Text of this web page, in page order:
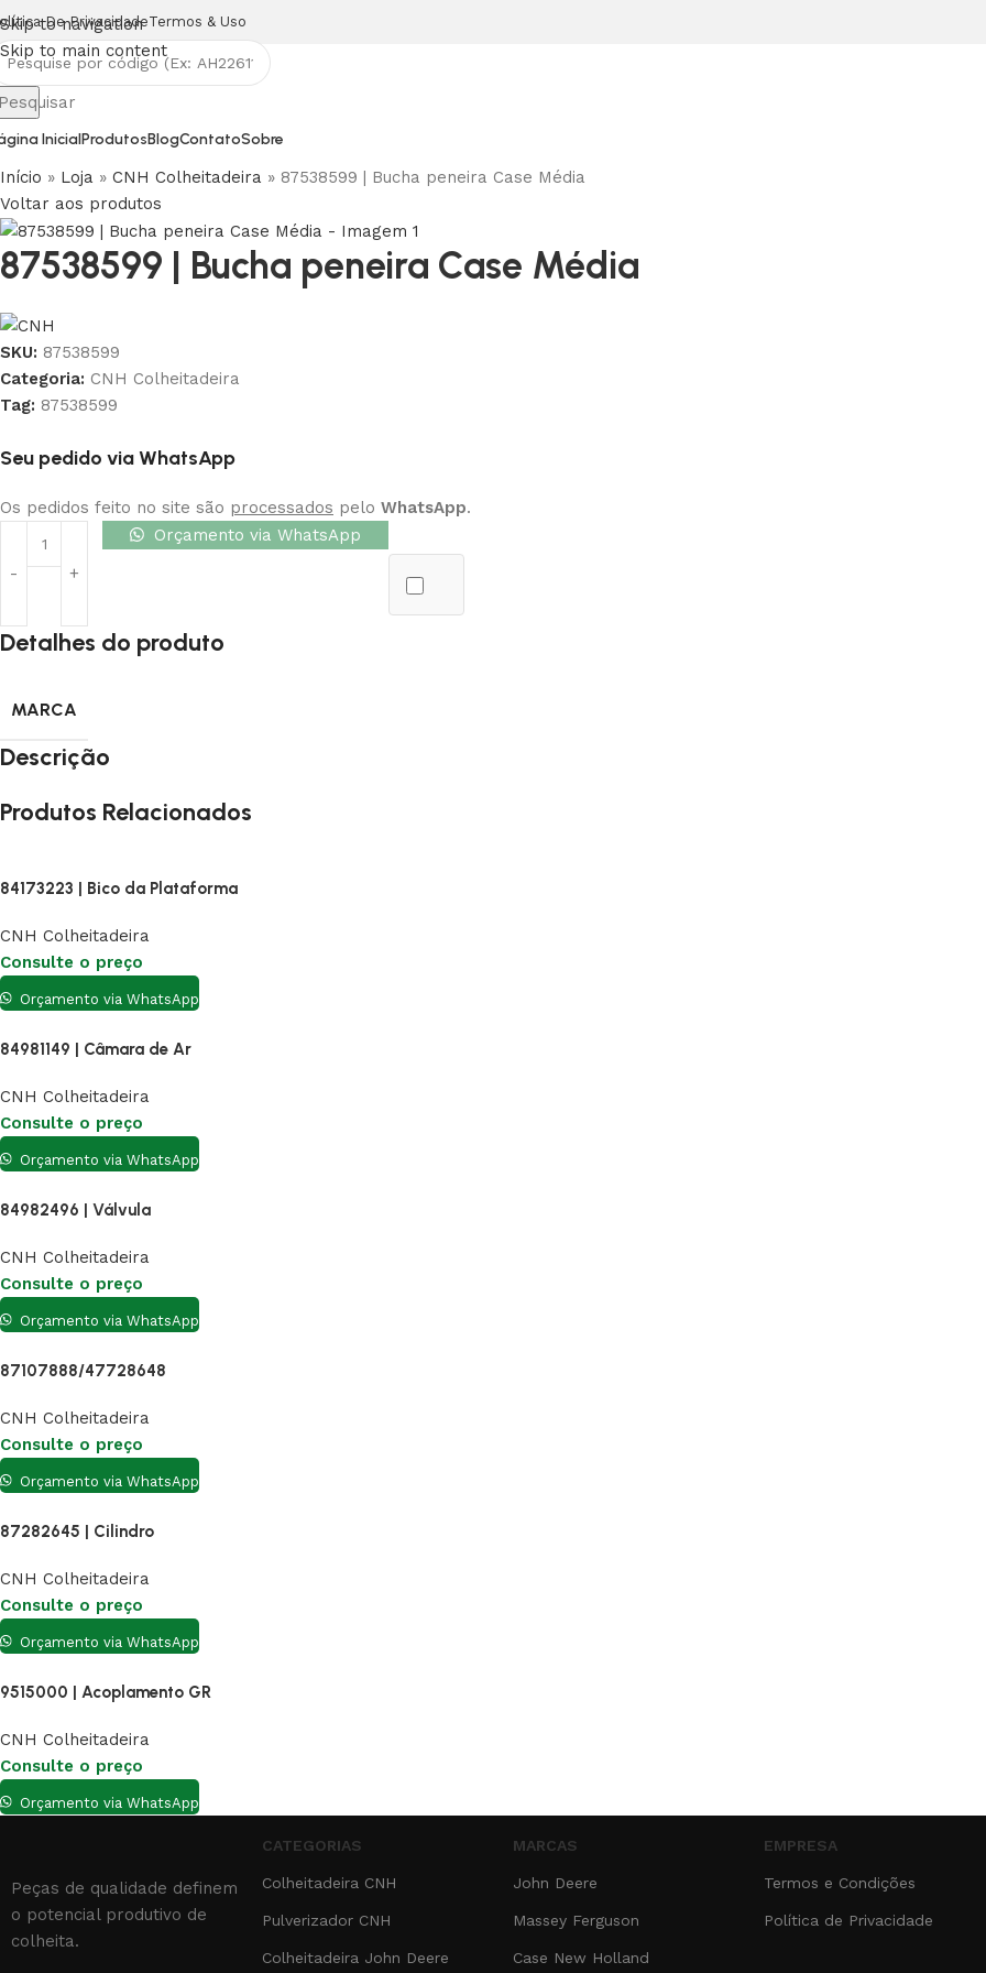
Skip to navigation
Skip to main content
De PrivacidadeTermos & Uso
InicialProdutosBlogContatoSobre
Início » Loja » CNH Colheitadeira » 87538599 | Bucha peneira Case Média
Voltar aos produtos
87538599 | Bucha peneira Case Média
SKU: 87538599
Categoria: CNH Colheitadeira
Tag: 87538599
Seu pedido via WhatsApp
Os pedidos feito no site são processados pelo WhatsApp.
Orçamento via WhatsApp
Detalhes do produto
MARCA
Descrição
Produtos Relacionados
84173223 | Bico da Plataforma
CNH Colheitadeira
Consulte o preço
Orçamento via WhatsApp
84981149 | Câmara de Ar
CNH Colheitadeira
Consulte o preço
Orçamento via WhatsApp
84982496 | Válvula
CNH Colheitadeira
Consulte o preço
Orçamento via WhatsApp
87107888/47728648
CNH Colheitadeira
Consulte o preço
Orçamento via WhatsApp
87282645 | Cilindro
CNH Colheitadeira
Consulte o preço
Orçamento via WhatsApp
9515000 | Acoplamento GR
CNH Colheitadeira
Consulte o preço
Orçamento via WhatsApp
Peças de qualidade definem
o potencial produtivo de
colheita.
CATEGORIAS
Colheitadeira CNH
Pulverizador CNH
Colheitadeira John Deere
MARCAS
John Deere
Massey Ferguson
Case New Holland
EMPRESA
Termos e Condições
Política de Privacidade